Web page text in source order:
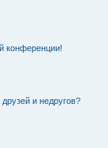
конференции!
и недругов?